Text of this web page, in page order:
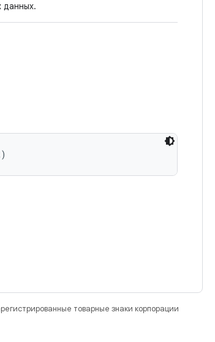
данных.
товарные знаки корпорации